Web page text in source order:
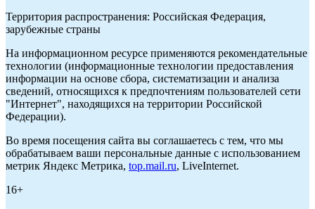
Территория распространения: Российская Федерация,
зарубежные страны
На информационном ресурсе применяются рекомендательные
технологии (информационные технологии предоставления
информации на основе сбора, систематизации и анализа
сведений, относящихся к предпочтениям пользователей сети
"Интернет", находящихся на территории Российской
Федерации).
Во время посещения сайта вы соглашаетесь с тем, что мы
обрабатываем ваши персональные данные с использованием
метрик Яндекс Метрика, top.mail.ru, LiveInternet.
16+